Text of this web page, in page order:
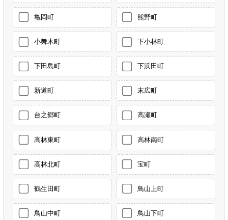
亀岡町 熊野町
小舞木町 下小林町
下田島町 下浜田町
新道町 末広町
台之郷町 高瀬町
高林東町 高林南町
高林北町 宝町
鶴生田町 鳥山上町
鳥山中町 鳥山下町